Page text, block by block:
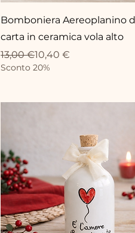
Bomboniera Aereoplanino
carta in ceramica vola alto
Prix original
13,00 €
Prix promotionnel
10,40 €
Sconto 20%